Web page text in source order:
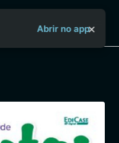
o Aya Bancah
Abrir no app×